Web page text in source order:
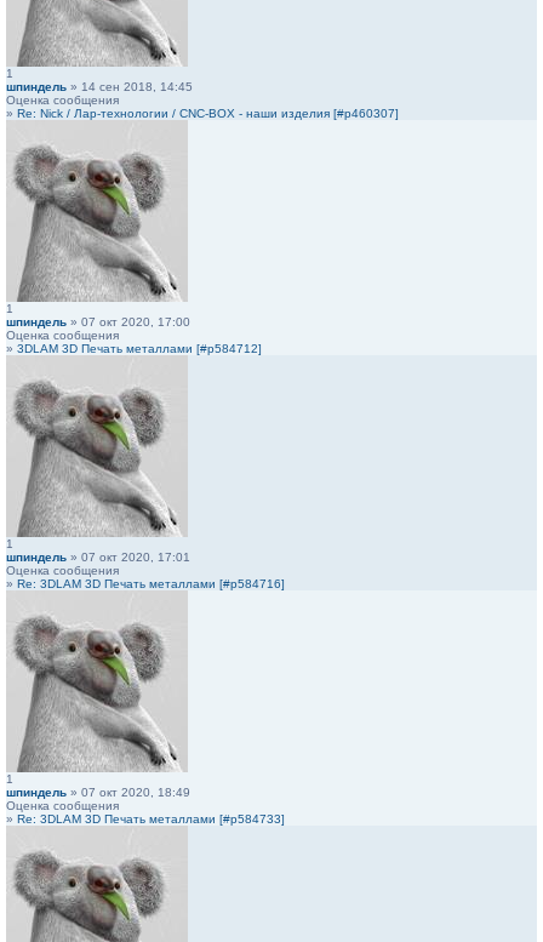
1
шпиндель » 14 сен 2018, 14:45
Оценка сообщения
» Re: Nick / Лар-технологии / CNC-BOX - наши изделия [#p460307]
1
шпиндель » 07 окт 2020, 17:00
Оценка сообщения
» 3DLAM 3D Печать металлами [#p584712]
1
шпиндель » 07 окт 2020, 17:01
Оценка сообщения
» Re: 3DLAM 3D Печать металлами [#p584716]
1
шпиндель » 07 окт 2020, 18:49
Оценка сообщения
» Re: 3DLAM 3D Печать металлами [#p584733]